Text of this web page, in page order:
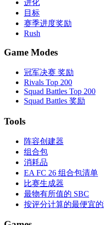
进化
目标
赛季进度奖励
Rush
Game Modes
冠军决赛 奖励
Rivals Top 200
Squad Battles Top 200
Squad Battles 奖励
Tools
阵容创建器
组合包
消耗品
EA FC 26 组合包清单
比赛生成器
最物有所值的 SBC
按评分计算的最便宜